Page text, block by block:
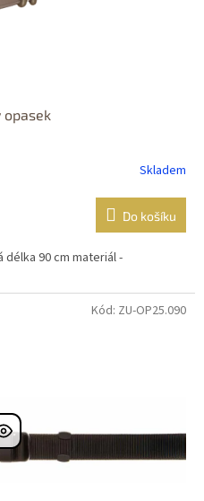
opasek
Skladem
Do košíku
90 cm materiál -
Kód: ZU-OP25.090